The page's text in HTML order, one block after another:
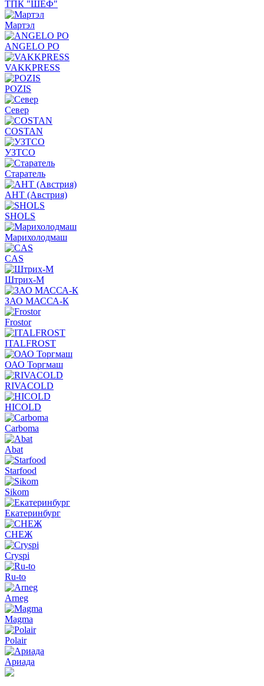
ТПК "ШЕФ"
Мартэл
ANGELO PO
VAKKPRESS
POZIS
Север
COSTAN
УЗТСО
Старатель
АНТ (Австрия)
SHOLS
Марихолодмаш
CAS
Штрих-М
ЗАО МАССА-К
Frostor
ITALFROST
ОАО Торгмаш
RIVACOLD
HICOLD
Carboma
Abat
Starfood
Sikom
Екатеринбург
СНЕЖ
Cryspi
Ru-to
Arneg
Magma
Polair
Ариада